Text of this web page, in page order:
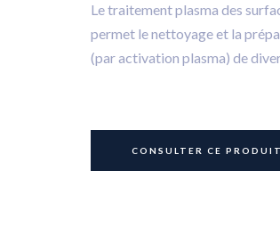
Le traitement plasma des
permet le nettoyage et la
(par activation plasma) de
CONSULTER CE PRODUIT